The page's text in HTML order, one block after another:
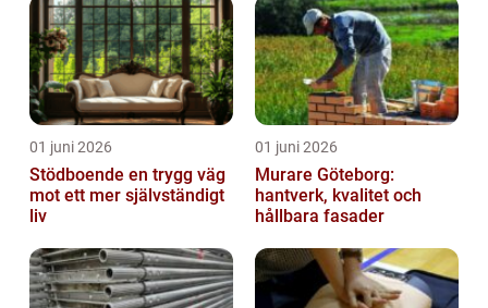
01 juni 2026
Stödboende en trygg väg
mot ett mer självständigt
liv
01 juni 2026
Murare Göteborg:
hantverk, kvalitet och
hållbara fasader